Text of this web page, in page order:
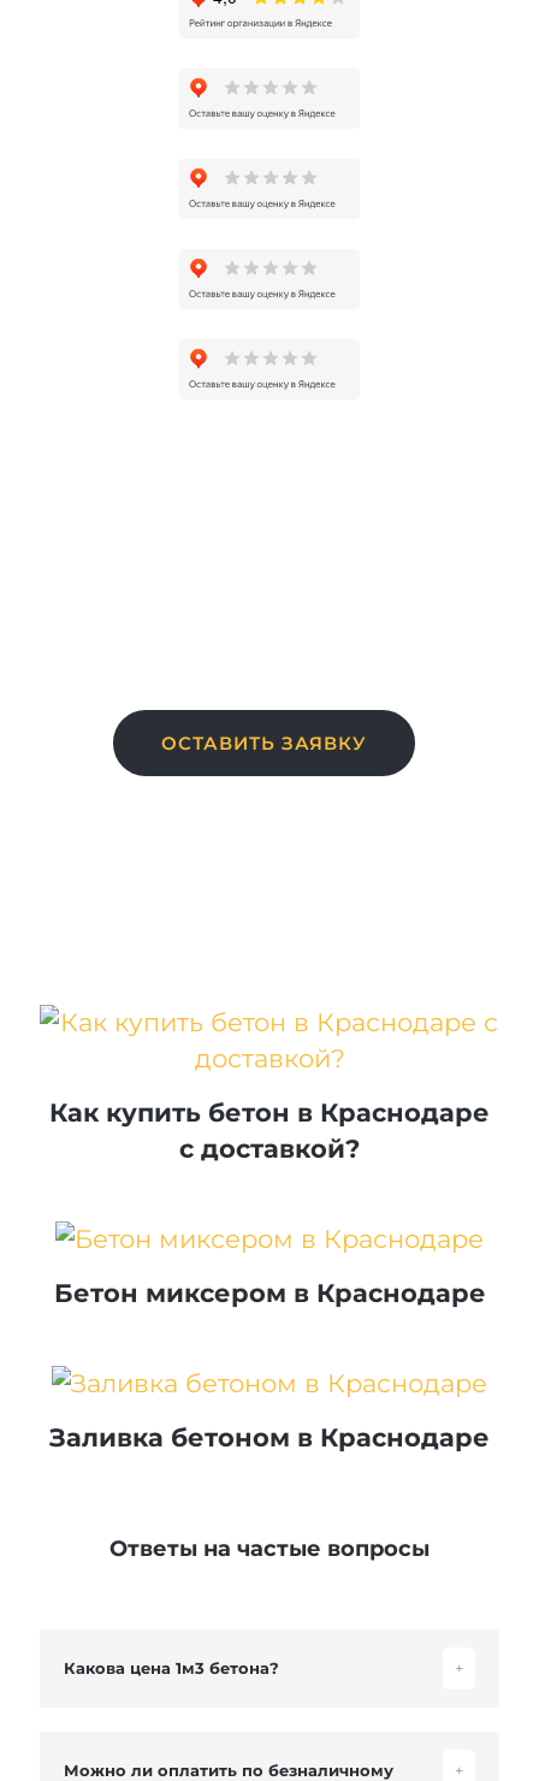
ОСТАВИТЬ ЗАЯВКУ
Как купить бетон в Краснодаре
с доставкой?
Бетон миксером в Краснодаре
Заливка бетоном в Краснодаре
Ответы на частые вопросы
Какова цена 1м3 бетона? +
Можно ли оплатить по безналичному +